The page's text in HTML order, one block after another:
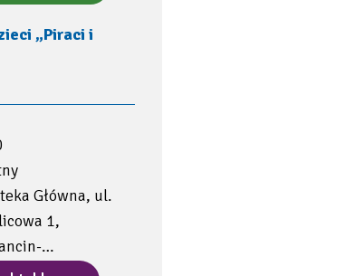
„Piraci i
Główna, ul.
1,
…